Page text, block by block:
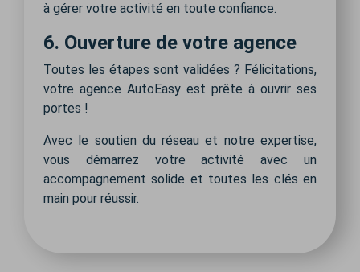
à gérer votre activité en toute confiance.
6. Ouverture de votre agence
Toutes les étapes sont validées ? Félicitations,
votre agence AutoEasy est prête à ouvrir ses
portes !
Avec le soutien du réseau et notre expertise,
vous démarrez votre activité avec un
accompagnement solide et toutes les clés en
main pour réussir.